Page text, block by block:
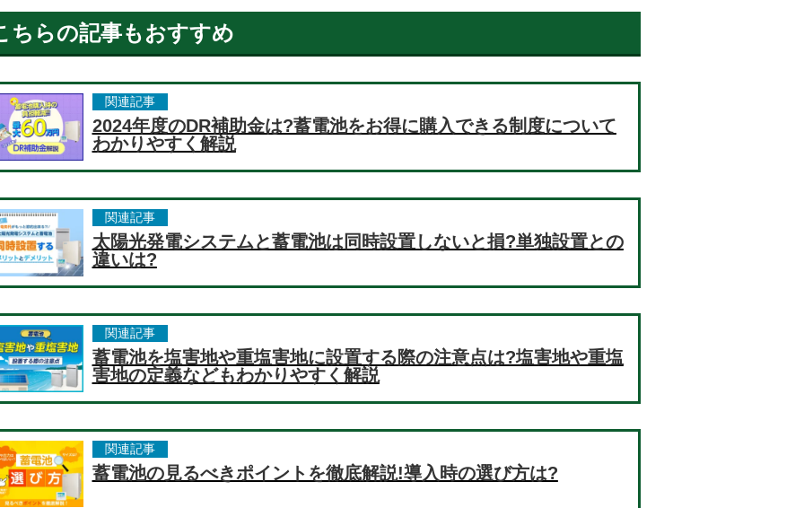
ちらの記事もおすすめ
関連記事
2024年度のDR補助金は?蓄電池をお得に購入できる制度について
わかりやすく解説
関連記事
太陽光発電システムと蓄電池は同時設置しないと損?単独設置との
違いは?
関連記事
蓄電池を塩害地や重塩害地に設置する際の注意点は?塩害地や重塩
害地の定義などもわかりやすく解説
関連記事
蓄電池の見るべきポイントを徹底解説!導入時の選び方は?